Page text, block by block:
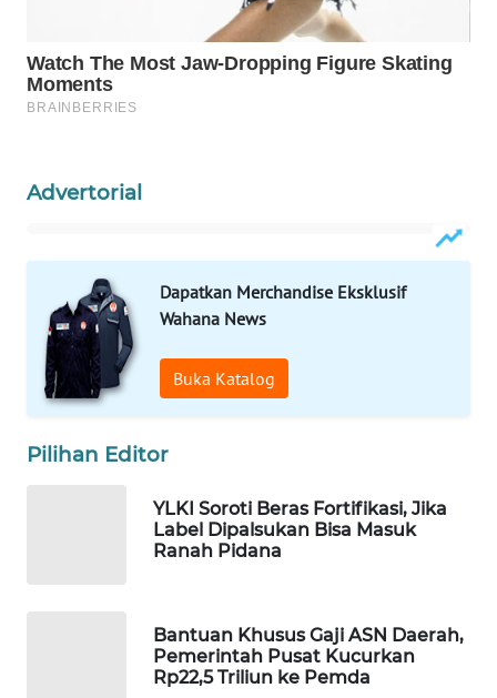
Advertorial
Dapatkan Merchandise Eksklusif
Wahana News
Buka Katalog
Pilihan Editor
YLKI Soroti Beras Fortifikasi, Jika
Label Dipalsukan Bisa Masuk
Ranah Pidana
Bantuan Khusus Gaji ASN Daerah,
Pemerintah Pusat Kucurkan
Rp22,5 Triliun ke Pemda
WAHANA
OTOMOTIF
LAPAK
WAHANA
Wahana